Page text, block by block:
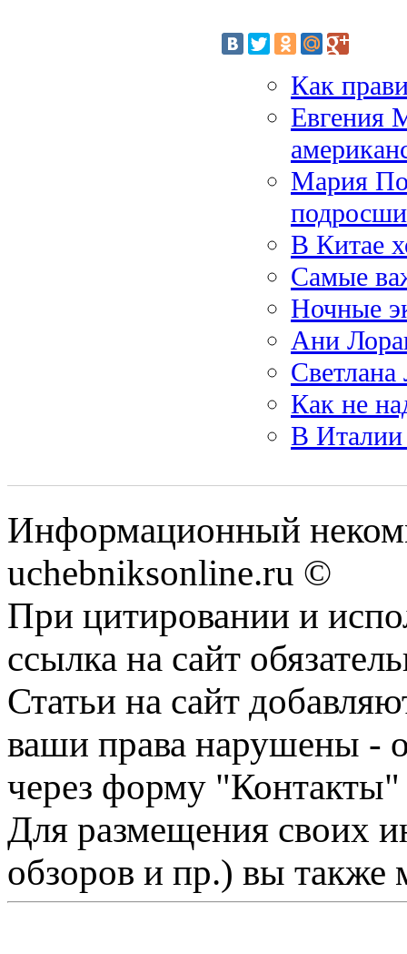
Как
Евгения
Мария
В Китае
Самые
Ночные
Ани
Как не
В Италии
Информационный
uchebniksonline.ru ©
При цитировании и
ссылка на сайт
Статьи на сайт
ваши права нарушены -
через форму "Контакты"
Для размещения своих
обзоров и пр.) вы также